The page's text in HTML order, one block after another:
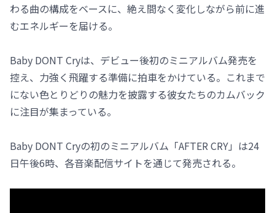
わる曲の構成をベースに、絶え間なく変化しながら前に進
むエネルギーを届ける。
Baby DONT Cryは、デビュー後初のミニアルバム発売を
控え、力強く飛躍する準備に拍車をかけている。これまで
にない色とりどりの魅力を披露する彼女たちのカムバック
に注目が集まっている。
Baby DONT Cryの初のミニアルバム「AFTER CRY」は24
日午後6時、各音楽配信サイトを通じて発売される。